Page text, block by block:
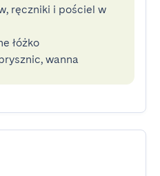
ręczniki i pościel w
łóżko
wanna